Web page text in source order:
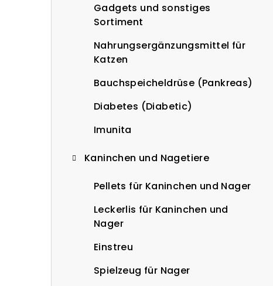
Gadgets und sonstiges
Sortiment
Nahrungsergänzungsmittel für
Katzen
Bauchspeicheldrüse (Pankreas)
Diabetes (Diabetic)
Imunita
Kaninchen und Nagetiere
Pellets für Kaninchen und Nager
Leckerlis für Kaninchen und
Nager
Einstreu
Spielzeug für Nager